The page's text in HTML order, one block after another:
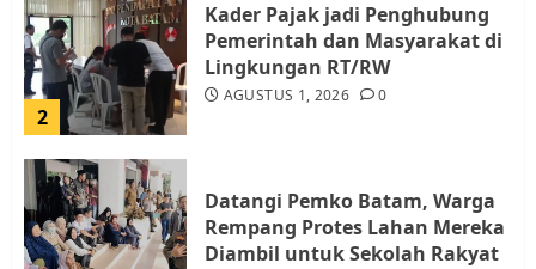
2
Kader Pajak jadi Penghubung
Pemerintah dan Masyarakat di
Lingkungan RT/RW
AGUSTUS 1, 2026 0
Datangi Pemko Batam, Warga
Rempang Protes Lahan Mereka
Diambil untuk Sekolah Rakyat